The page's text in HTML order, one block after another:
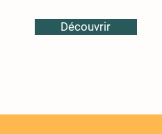
Découvrir